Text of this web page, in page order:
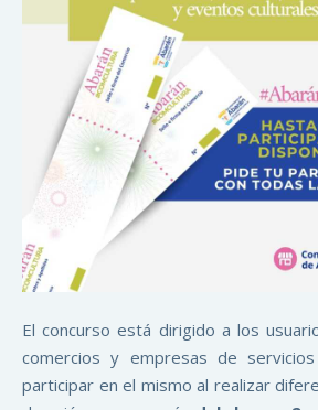
El concurso está dirigido a los
comercios y empresas de
participar en el mismo al realizar